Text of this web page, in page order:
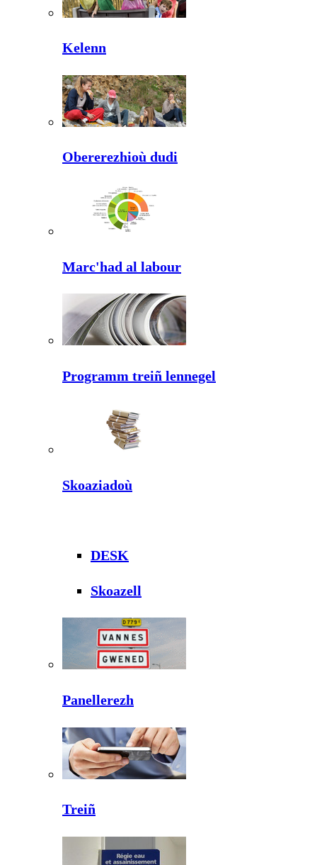
Kelenn
Obererezhioù dudi
Marc'had al labour
Programm treiñ lennegel
Skoaziadoù
DESK
Skoazell
Panellerezh
Treiñ